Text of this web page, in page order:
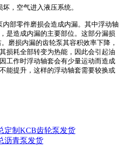
，空气进入液压系统。
内部零件磨损会造成内漏。其中浮动轴
是造成内漏的主要部位。这部分漏损
磨损内漏的齿轮泵其容积效率下降，
损耗全部转变为热能，因此会引起油
工作时浮动轴套会有少量运动而造成
能提升，这样的浮动轴套需要较换或
定制KCB齿轮泵发货
沥青泵发货